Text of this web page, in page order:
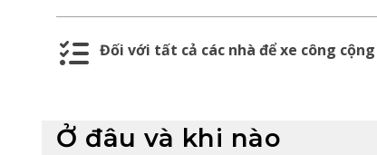
Đối với tất cả các nhà để xe công
Ở đâu và khi nào